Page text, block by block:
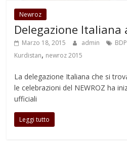
Newroz
Delegazione Italiana
Marzo 18, 2015 admin BDP
Kurdistan, newroz 2015
La delegazione Italiana che si
le celebrazioni del NEWROZ ha
ufficiali
Leggi tutto